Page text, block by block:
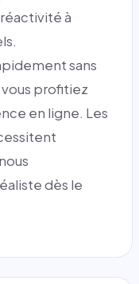
à
sans
profitiez
en ligne. Les
dès le